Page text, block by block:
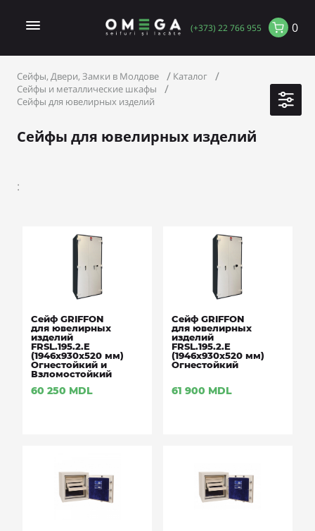
(+373) 22 766 955 0
Сейфы, Двери, Замки в Молдове
Каталог
Сейфы и металлические шкафы
Сейфы для ювелирных изделий
Сейфы для ювелирных изделий
:
Сейф GRIFFON
для ювелирных
изделий
FRSL.195.2.E
(1946x930x520 мм)
Огнестойкий и
Взломостойкий
60 250 MDL
Сейф GRIFFON
для ювелирных
изделий
FRSL.195.2.E
(1946x930x520 мм)
Огнестойкий
61 900 MDL